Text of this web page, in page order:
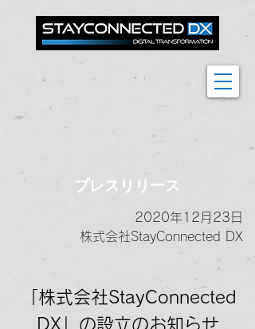
プレスリリース
2020年12月23日
株式会社StayConnected DX
「株式会社StayConnected
DX」の設立のお知らせ